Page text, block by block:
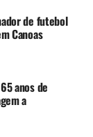
meses entre
de futebol
Canoas
anos de
a